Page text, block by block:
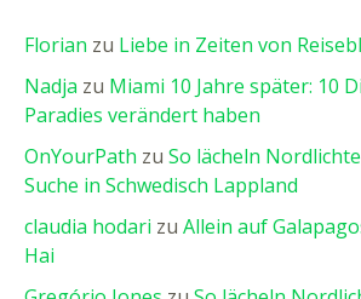
Florian zu Liebe in Zeiten von
Nadja zu Miami 10 Jahre später: 10
Paradies verändert haben
OnYourPath zu So lächeln
Suche in Schwedisch Lappland
claudia hodari zu Allein auf
Hai